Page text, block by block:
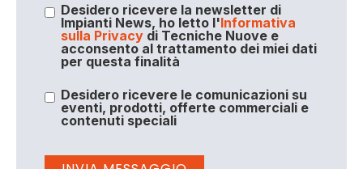
Desidero ricevere la newsletter di
Impianti News, ho letto l'Informativa
sulla Privacydi Tecniche Nuove e
acconsento al trattamento dei miei dati
per questa finalità
Desidero ricevere le comunicazioni su
eventi, prodotti, offerte commerciali e
contenuti speciali